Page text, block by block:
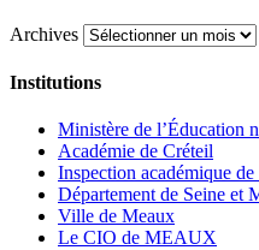
Archives
Institutions
Ministère de l’Éducation
Académie de Créteil
Inspection académique
Département de Seine et
Ville de Meaux
Le CIO de MEAUX